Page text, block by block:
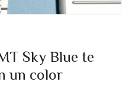
Sky Blue te
un color